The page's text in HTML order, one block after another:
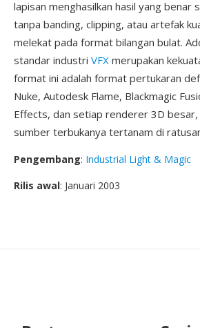
lapisan menghasilkan hasil yang benar
tanpa banding, clipping, atau artefak
melekat pada format bilangan bulat.
standar industri VFX merupakan
format ini adalah format pertukaran
Nuke, Autodesk Flame, Blackmagic
Effects, dan setiap renderer 3D besar,
sumber terbukanya tertanam di
Pengembang: Industrial Light & Magic
Rilis awal: Januari 2003